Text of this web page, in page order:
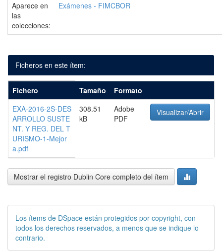
Aparece en
las
colecciones:
Exámenes - FIMCBOR
Ficheros en este ítem:
Fichero Tamaño
Formato
EXA-2016-2S-DES
ARROLLO SUSTE
NT. Y REG. DEL T
URISMO-1-Mejor
a.pdf
308.51
kB
Adobe
PDF
Visualizar/Abrir
Mostrar el registro Dublin Core completo del ítem
Los ítems de DSpace están protegidos por copyright, con
todos los derechos reservados, a menos que se indique lo
contrario.